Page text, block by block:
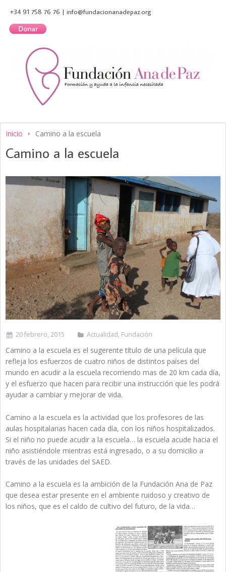
+34 91 758 76 76 | info@fundacionanadepaz.org
Inicio Camino a la escuela
Camino a la escuela
20 febrero, 2015 Actualidad, Fundación
Camino a la escuela es el sugerente título de una película que
refleja los esfuerzos de cuatro niños de distintos países del
mundo en acudir a la escuela recorriendo mas de 20 km cada día,
y el esfuerzo que hacen para recibir una instrucción que les podrá
ayudar a cambiar y mejorar de vida.
Camino a la escuela es la actividad que los profesores de las
aulas hospitalarias hacen cada día, con los niños hospitalizados.
Si el niño no puede acudir a la escuela… la escuela acude hacia el
niño asistiéndole mientras está ingresado, o a su domicilio a
través de las unidades del SAED.
Camino a la escuela es la ambición de la Fundación Ana de Paz
que desea estar presente en el ambiente ruidoso y creativo de
los niños, que es el caldo de cultivo del futuro, de la vida…